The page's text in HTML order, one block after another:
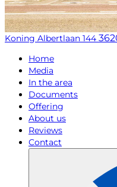
Koning Albertlaan 144
Home
Media
In the area
Documents
Offering
About us
Reviews
Contact